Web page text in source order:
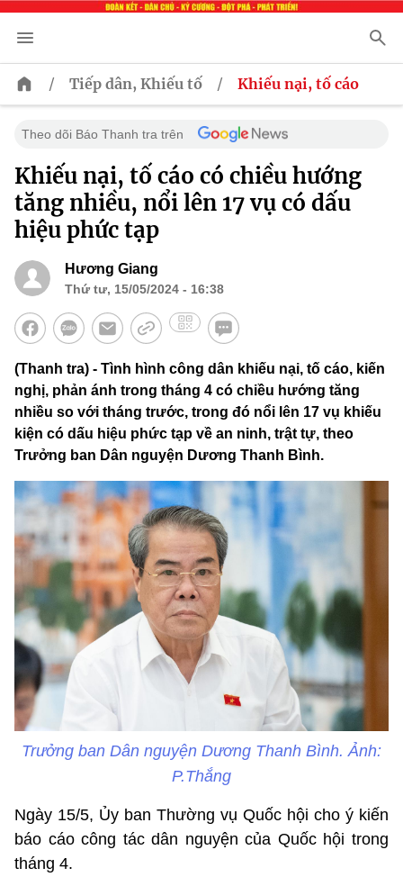
/ Tiếp dân, Khiếu tố / Khiếu nại, tố cáo
Theo dõi Báo Thanh tra trên
Khiếu nại, tố cáo có chiều hướng
tăng nhiều, nổi lên 17 vụ có dấu
hiệu phức tạp
Hương Giang
Thứ tư, 15/05/2024 - 16:38
(Thanh tra) - Tình hình công dân khiếu nại, tố cáo, kiến
nghị, phản ánh trong tháng 4 có chiều hướng tăng
nhiều so với tháng trước, trong đó nổi lên 17 vụ khiếu
kiện có dấu hiệu phức tạp về an ninh, trật tự, theo
Trưởng ban Dân nguyện Dương Thanh Bình.
Trưởng ban Dân nguyện Dương Thanh Bình. Ảnh:
P.Thắng
Ngày 15/5, Ủy ban Thường vụ Quốc hội cho ý kiến
báo cáo công tác dân nguyện của Quốc hội trong
tháng 4.